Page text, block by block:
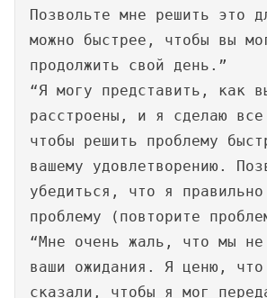
Позвольте мне решить это
можно быстрее, чтобы вы
продолжить свой день.”
“Я могу представить, как
расстроены, и я сделаю все
чтобы решить проблему
вашему удовлетворению.
убедиться, что я правильно
проблему (повторите
“Мне очень жаль, что мы не
ваши ожидания. Я ценю,
сказали, чтобы я мог